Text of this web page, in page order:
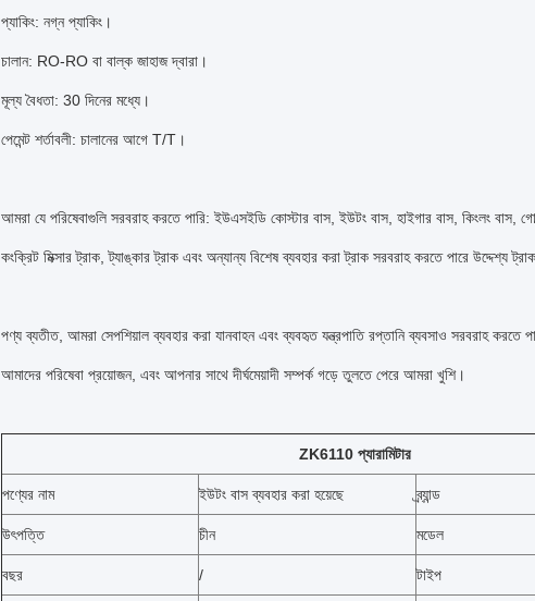
প্যাকিং: নগ্ন প্যাকিং।
চালান: RO-RO বা বাল্ক জাহাজ দ্বারা।
মূল্য বৈধতা: 30 দিনের মধ্যে।
পেমেন্ট শর্তাবলী: চালানের আগে T/T।
আমরা যে পরিষেবাগুলি সরবরাহ করতে পারি: ইউএসইডি কোস্টার বাস, ইউটং বাস, হাইগার বাস, কিংলং বাস,
কংক্রিট মিক্সার ট্রাক, ট্যাঙ্কার ট্রাক এবং অন্যান্য বিশেষ ব্যবহার করা ট্রাক সরবরাহ করতে পারে উদ্দেশ্য
পণ্য ব্যতীত, আমরা সেপশিয়াল ব্যবহার করা যানবাহন এবং ব্যবহৃত যন্ত্রপাতি রপ্তানি ব্যবসাও সরবরাহ
আমাদের পরিষেবা প্রয়োজন, এবং আপনার সাথে দীর্ঘমেয়াদী সম্পর্ক গড়ে তুলতে পেরে আমরা খুশি।
ZK6110 প্যারামিটার
পণ্যের নাম ইউটং বাস ব্যবহার করা হয়েছে ব্র্যান্ড
উৎপত্তি চীন মডেল
বছর / টাইপ